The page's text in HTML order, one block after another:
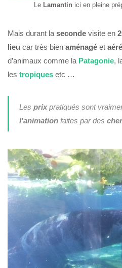
Le Lamantin ici en pleine
Mais durant la seconde visite en
lieu car très bien aménagé et aéré
d’animaux comme la Patagonie,
les tropiques etc …
Les prixpratiqués sont
l’animationfaites par des